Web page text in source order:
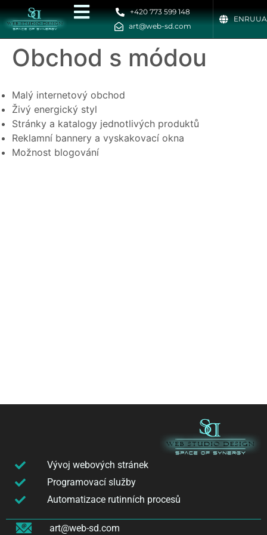
+420 773 599 148
art@web-sd.com
ENRUUA
Obchod s módou
Malý internetový obchod
Živý energický styl
Stránky a katalogy jednotlivých produktů
Reklamní bannery a vyskakovací okna
Možnost blogování
Vývoj webových stránek
Programovací služby
Automatizace rutinních procesů
art@web-sd.com